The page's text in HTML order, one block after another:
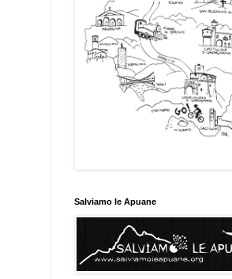
Salviamo le Apuane